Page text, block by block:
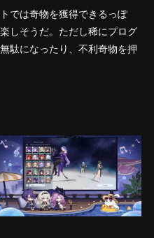
では奇物を獲得できるっぽ
しそうだ。ただし稀にプログ
駄になったり、不利奇物を押